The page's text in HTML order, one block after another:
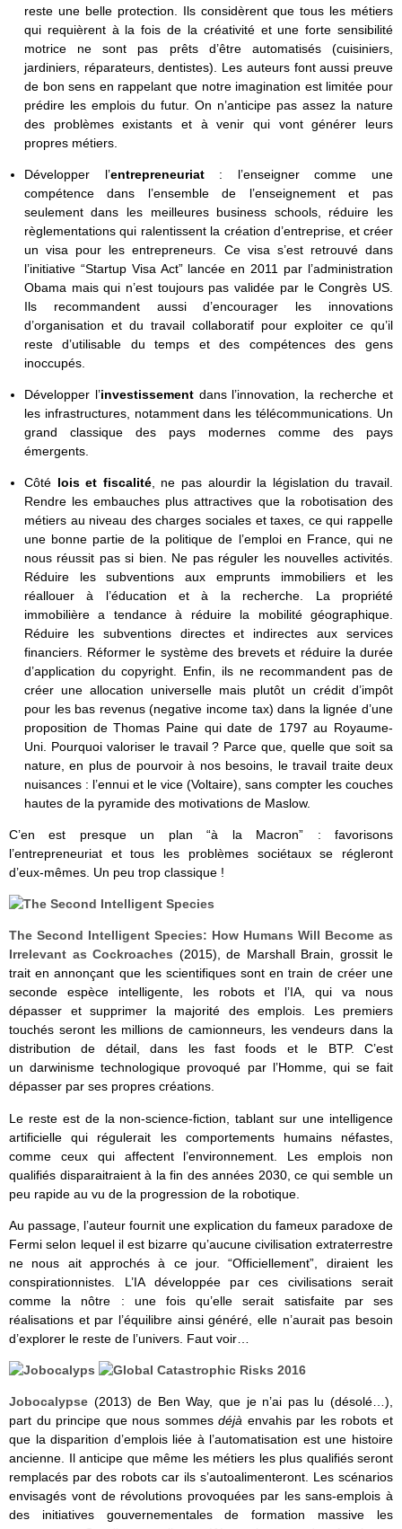
reste une belle protection. Ils considèrent que tous les métiers
qui requièrent à la fois de la créativité et une forte sensibilité
motrice ne sont pas prêts d’être automatisés (cuisiniers,
jardiniers, réparateurs, dentistes). Les auteurs font aussi preuve
de bon sens en rappelant que notre imagination est limitée pour
prédire les emplois du futur. On n’anticipe pas assez la nature
des problèmes existants et à venir qui vont générer leurs
propres métiers.
Développer l’entrepreneuriat : l’enseigner comme une
compétence dans l’ensemble de l’enseignement et pas
seulement dans les meilleures business schools, réduire les
règlementations qui ralentissent la création d’entreprise, et créer
un visa pour les entrepreneurs. Ce visa s’est retrouvé dans
l’initiative “Startup Visa Act” lancée en 2011 par l’administration
Obama mais qui n’est toujours pas validée par le Congrès US.
Ils recommandent aussi d’encourager les innovations
d’organisation et du travail collaboratif pour exploiter ce qu’il
reste d’utilisable du temps et des compétences des gens
inoccupés.
Développer l’investissement dans l’innovation, la recherche et
les infrastructures, notamment dans les télécommunications. Un
grand classique des pays modernes comme des pays
émergents.
Côté lois et fiscalité, ne pas alourdir la législation du travail.
Rendre les embauches plus attractives que la robotisation des
métiers au niveau des charges sociales et taxes, ce qui rappelle
une bonne partie de la politique de l’emploi en France, qui ne
nous réussit pas si bien. Ne pas réguler les nouvelles activités.
Réduire les subventions aux emprunts immobiliers et les
réallouer à l’éducation et à la recherche. La propriété
immobilière a tendance à réduire la mobilité géographique.
Réduire les subventions directes et indirectes aux services
financiers. Réformer le système des brevets et réduire la durée
d’application du copyright. Enfin, ils ne recommandent pas de
créer une allocation universelle mais plutôt un crédit d’impôt
pour les bas revenus (negative income tax) dans la lignée d’une
proposition de Thomas Paine qui date de 1797 au Royaume-
Uni. Pourquoi valoriser le travail ? Parce que, quelle que soit sa
nature, en plus de pourvoir à nos besoins, le travail traite deux
nuisances : l’ennui et le vice (Voltaire), sans compter les couches
hautes de la pyramide des motivations de Maslow.
C’en est presque un plan “à la Macron” : favorisons
l’entrepreneuriat et tous les problèmes sociétaux se régleront
d’eux-mêmes. Un peu trop classique !
The Second Intelligent Species: How Humans Will Become as
Irrelevant as Cockroaches (2015), de Marshall Brain, grossit le
trait en annonçant que les scientifiques sont en train de créer une
seconde espèce intelligente, les robots et l’IA, qui va nous
dépasser et supprimer la majorité des emplois. Les premiers
touchés seront les millions de camionneurs, les vendeurs dans la
distribution de détail, dans les fast foods et le BTP. C’est
un darwinisme technologique provoqué par l’Homme, qui se fait
dépasser par ses propres créations.
Le reste est de la non-science-fiction, tablant sur une intelligence
artificielle qui régulerait les comportements humains néfastes,
comme ceux qui affectent l’environnement. Les emplois non
qualifiés disparaitraient à la fin des années 2030, ce qui semble un
peu rapide au vu de la progression de la robotique.
Au passage, l’auteur fournit une explication du fameux paradoxe de
Fermi selon lequel il est bizarre qu’aucune civilisation extraterrestre
ne nous ait approchés à ce jour. “Officiellement”, diraient les
conspirationnistes. L’IA développée par ces civilisations serait
comme la nôtre : une fois qu’elle serait satisfaite par ses
réalisations et par l’équilibre ainsi généré, elle n’aurait pas besoin
d’explorer le reste de l’univers. Faut voir…
Jobocalypse (2013) de Ben Way, que je n’ai pas lu (désolé…),
part du principe que nous sommesdéjà envahis par les robots et
que la disparition d’emplois liée à l’automatisation est une histoire
ancienne. Il anticipe que même les métiers les plus qualifiés seront
remplacés par des robots car ils s’autoalimenteront. Les scénarios
envisagés vont de révolutions provoquées par les sans-emplois à
des initiatives gouvernementales de formation massive les